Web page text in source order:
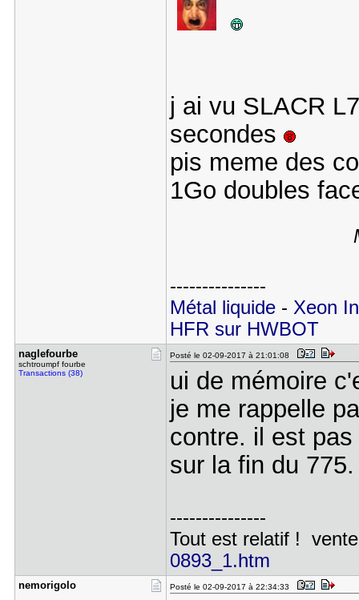
j ai vu SLACR
secondes
pis meme des
1Go doubles
---------------
Métal liquide- Xeon
HFR sur HWBOT
naglefourb​e
schtroumpf fourbe
Transactions (38)
Posté le 02-09-2017 à 21:01:08
ui de mémoire
je me rappelle
contre. il est
sur la fin du 775.
---------------
Tout est relatif !
0893_1.htm
nemorigolo Posté le 02-09-2017 à 22:34:33